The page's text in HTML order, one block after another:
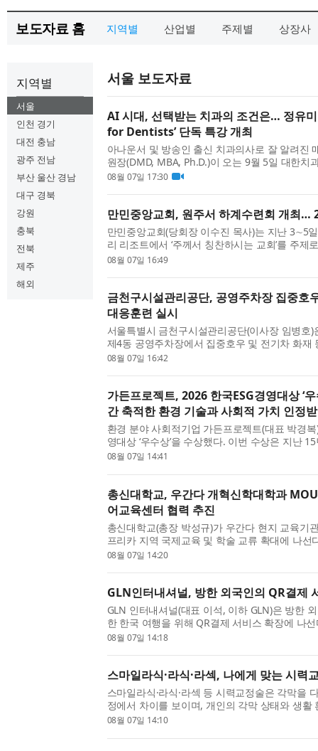
보도자료 홈 지역별 산업별 주제별 상장사
지역별
서울
인천 경기
대전 충남
광주 전남
부산 울산 경남
대구 경북
강원
충북
전북
제주
해외
서울 보도자료
AI 시대, 선택받는 치과의 조건은… 정유
for Dentists’ 단독 특강 개최
아나운서 및 방송인 출신 치과의사로 잘 알려진
원장(DMD, MBA, Ph.D.)이 오는 9월 5일 대한치
주최 ‘mini-MBA Essentials for Dentists’에서
08월 07일 17:30
만민중앙교회, 원주서 하계수련회 개최…
만민중앙교회(당회장 이수진 목사)는 지난 3∼5
리 리조트에서 ‘주께서 칭찬하시는 교회’를 주제
다고 밝혔다. 이번 수련회에는 한국을 비롯해 일
08월 07일 16:49
금천구시설관리공단, 공영주차장 집중호
대응훈련 실시
서울특별시 금천구시설관리공단(이사장 임병호
제4동 공영주차장에서 집중호우 및 전기차 화재
한 재난안전 대응장비 시범설치 및 실전형 모의
08월 07일 16:42
가든프로젝트, 2026 한국ESG경영대상 ‘
간 축적한 환경 기술과 사회적 가치 인정
환경 분야 사회적기업 가든프로젝트(대표 박경
영대상 ‘우수상’을 수상했다. 이번 수상은 지난
순환, 환경복지, 환경교육 등 다양한 분야에서
08월 07일 14:41
총신대학교, 우간다 개혁신학대학과
어교육센터 협력 추진
총신대학교(총장 박성규)가 우간다 현지 교육기
프리카 지역 국제교육 및 학술 교류 확대에 나선
6일 총신대학교 사당캠퍼스 주기철기념홀에서
08월 07일 14:20
GLN인터내셔널, 방한 외국인의 QR결제
GLN 인터내셔널(대표 이석, 이하 GLN)은 방한
한 한국 여행을 위해 QR결제 서비스 확장에 나
비스 확장은 서울페이 운영 사업자인 쿠콘과의
08월 07일 14:18
스마일라식·라식·라섹, 나에게 맞는 시력
스마일라식·라식·라섹 등 시력교정술은 각막을
정에서 차이를 보이며, 개인의 각막 상태와 생활
수술법이 달라질 수 있다. 밝은눈안과 잠실 본점
08월 07일 14:10